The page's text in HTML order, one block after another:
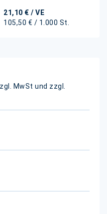
21,10 € / VE
105,50 € / 1.000 St.
MwSt und zzgl.